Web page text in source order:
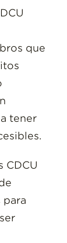
que
tener
CDCU